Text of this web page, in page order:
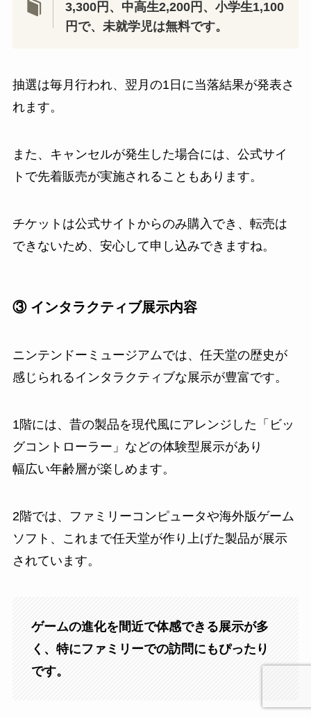
3,300円、中高生2,200円、小学生1,100
円で、未就学児は無料です。
抽選は毎月行われ、翌月の1日に当落結果が発表さ
れます。
また、キャンセルが発生した場合には、公式サイ
トで先着販売が実施されることもあります。
チケットは公式サイトからのみ購入でき、転売は
できないため、安心して申し込みできますね。
③ インタラクティブ展示内容
ニンテンドーミュージアムでは、任天堂の歴史が
感じられるインタラクティブな展示が豊富です。
1階には、昔の製品を現代風にアレンジした「ビッ
グコントローラー」などの体験型展示があり
幅広い年齢層が楽しめます。
2階では、ファミリーコンピュータや海外版ゲーム
ソフト、これまで任天堂が作り上げた製品が展示
されています。
ゲームの進化を間近で体感できる展示が多
く、特にファミリーでの訪問にもぴったり
です。